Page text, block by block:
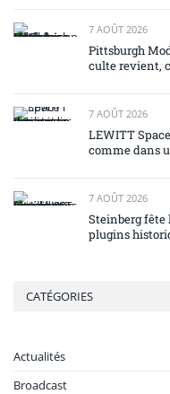
7 AOÛT 2026
Pittsburgh
culte revient,
7 AOÛT 2026
LEWITT
comme dans
7 AOÛT 2026
Steinberg fête
plugins
CATÉGORIES
Actualités
Broadcast